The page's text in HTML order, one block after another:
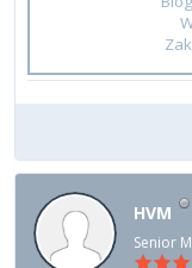
Zak
HVM
Senior